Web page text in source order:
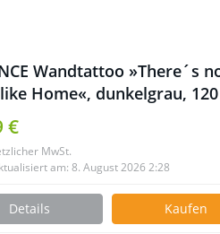
Wandtattoo »There´s
Home«, dunkelgrau,
€
MwSt.
am: 8. August 2026 2:28
Details Kaufen